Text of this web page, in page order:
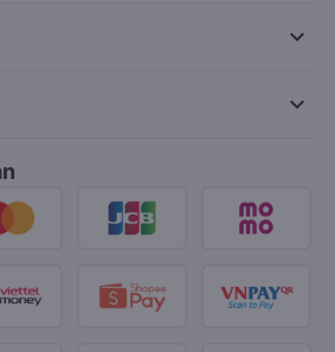
keyboard_arrow_down
keyboard_arrow_down